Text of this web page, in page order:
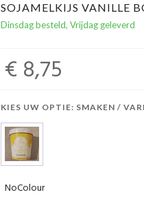
SOJAMELKIJS VANILLE
Dinsdag besteld, Vrijdag geleverd
€ 8,75
KIES UW OPTIE: SMAKEN /
NoColour